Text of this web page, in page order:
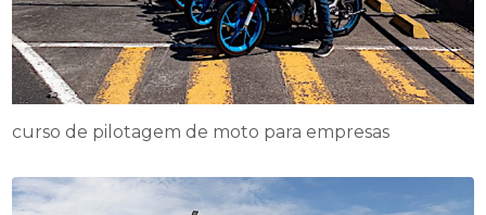
curso de pilotagem de moto para empresas